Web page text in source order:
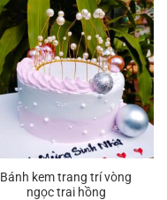
Bánh kem trang trí vòng
ngọc trai hồng